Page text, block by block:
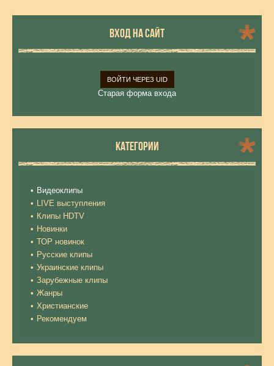
ВХОД НА САЙТ
ВОЙТИ ЧЕРЕЗ UID
Старая форма входа
КАТЕГОРИИ
Видеоклипы
LIVE выступления
Клипы HDTV
Новинки
ТОР новинок
Русские клипы
Украинские клипы
Зарубежные клипы
Жанры
Христианские
Рекомендуем